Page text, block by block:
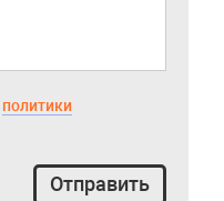
политики
Отправить